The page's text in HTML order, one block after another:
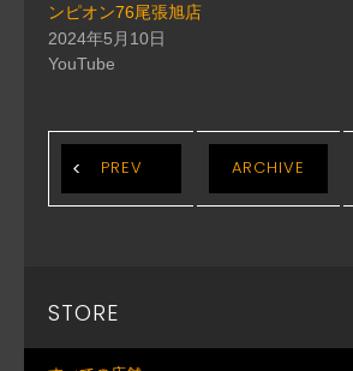
ンピオン76尾張旭店
2024年5月10日
YouTube
PREV ARCHIVE
STORE